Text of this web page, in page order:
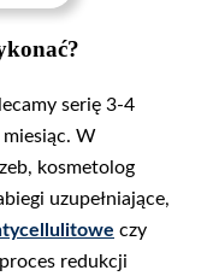
serię 3-4
W
kosmetolog
uzupełniające,
czy
redukcji